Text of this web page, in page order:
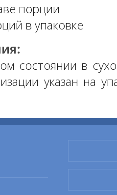
порции
в упаковке
состоянии в
указан на